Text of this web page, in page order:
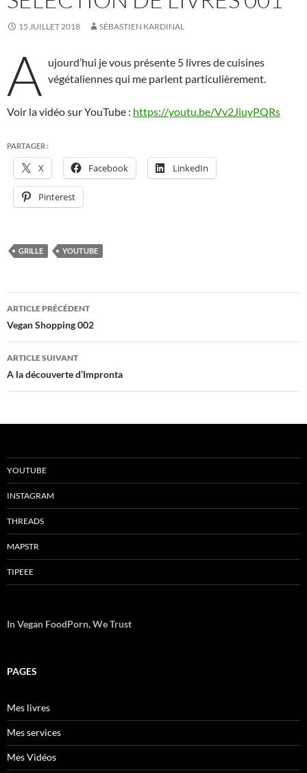
15 JUILLET 2018 SÉBASTIEN KARDINAL
A ujourd’hui je vous présente 5 livres de cuisines
végétaliennes qui me parlent particulièrement.
Voir la vidéo sur YouTube : https://youtu.be/Vv2JiuyPQRs
PARTAGER :
X Facebook LinkedIn
Pinterest
GRILLE YOUTUBE
Navigation
des
articles
ARTICLE PRÉCÉDENT
Vegan Shopping 002
ARTICLE SUIVANT
A la découverte d’Impronta
YOUTUBE
INSTAGRAM
THREADS
MAPSTR
TIPEEE
In Vegan FoodPorn, We Trust
PAGES
Mes livres
Mes services
Mes Vidéos